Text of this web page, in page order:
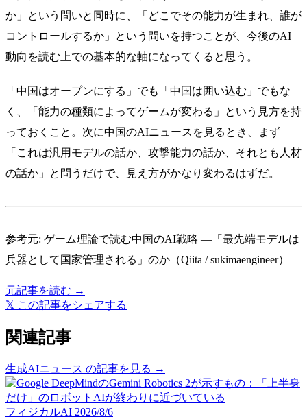
か」という問いと同時に、「どこでその能力が生まれ、誰が
コントロールするか」という問いを持つことが、今後のAI
動向を読む上での基本的な軸になってくると思う。
「中国はオープンにする」でも「中国は囲い込む」でもな
く、「能力の種類によってゲームが変わる」という見方を持
っておくこと。次に中国のAIニュースを見るとき、まず
「これは汎用モデルの話か、攻撃能力の話か、それとも人材
の話か」と問うだけで、見え方がかなり変わるはずだ。
参考元: ゲーム理論で読む中国のAI戦略 ―「最先端モデルは
兵器として国家管理される」のか（Qiita / sukimaengineer）
元記事を読む →
𝕏 この記事をシェアする
関連記事
生成AIニュース の記事を見る →
フィジカルAI 2026/8/6